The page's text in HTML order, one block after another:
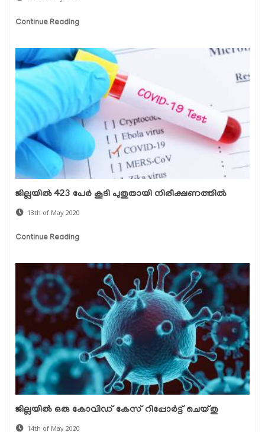
Continue Reading
ജില്ലയില്‍ 423 പേര്‍ കൂടി പുതുതായി നിരീക്ഷണത്തില്‍
13th of May 2020
Continue Reading
ജില്ലയില്‍ ഒരു കോവിഡ് കേസ് റിപ്പോര്‍ട്ട് ചെയ്തു
14th of May 2020